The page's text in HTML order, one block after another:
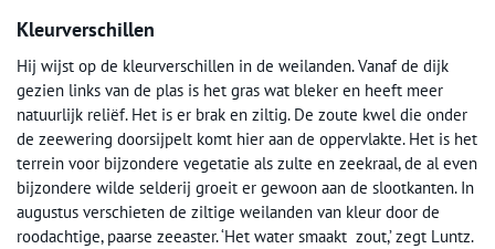
Kleurverschillen
Hij wijst op de kleurverschillen in de weilanden. Vanaf de dijk
gezien links van de plas is het gras wat bleker en heeft meer
natuurlijk reliëf. Het is er brak en ziltig. De zoute kwel die onder
de zeewering doorsijpelt komt hier aan de oppervlakte. Het is het
terrein voor bijzondere vegetatie als zulte en zeekraal, de al even
bijzondere wilde selderij groeit er gewoon aan de slootkanten. In
augustus verschieten de ziltige weilanden van kleur door de
roodachtige, paarse zeeaster. ‘Het water smaakt zout,’ zegt Luntz.